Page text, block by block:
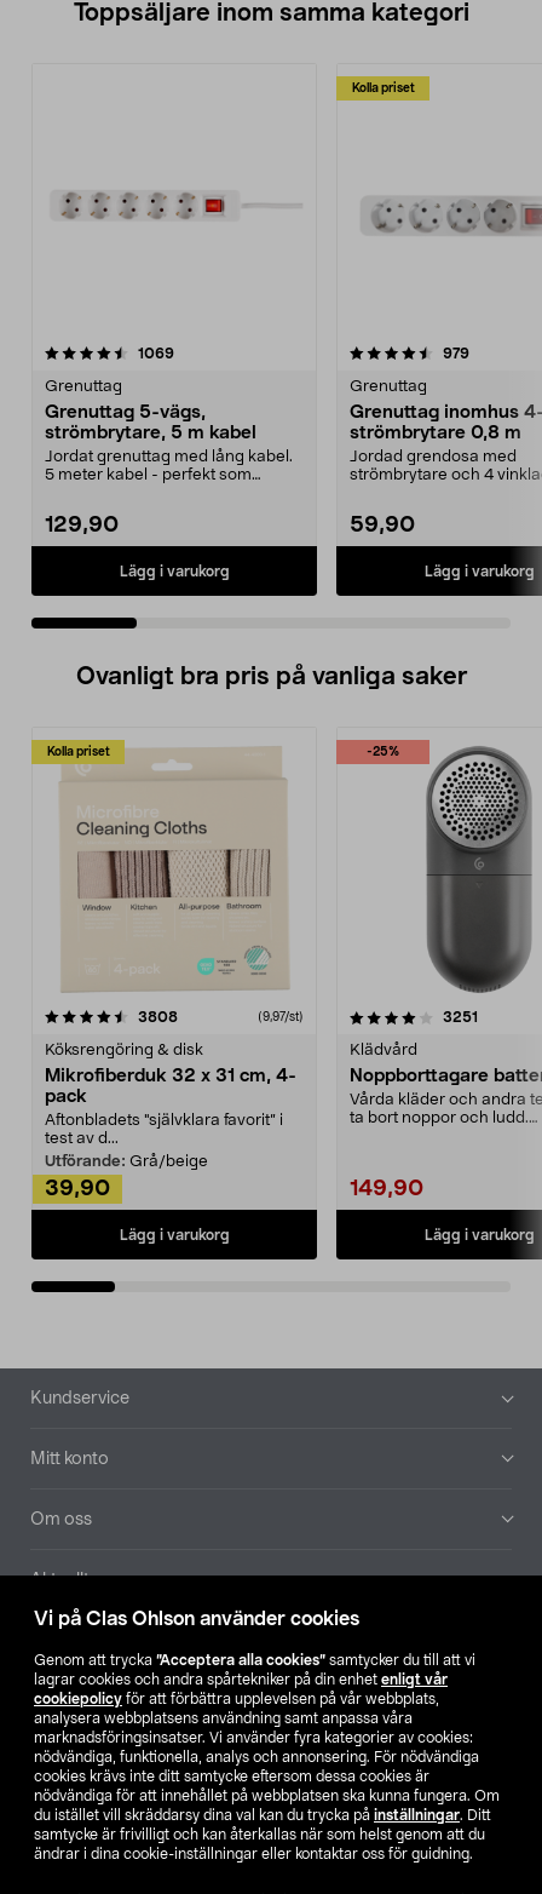
Vi på Clas Ohlson använder cookies
Genom att trycka ”Acceptera alla cookies” samtycker du till att vi
lagrar cookies och andra spårtekniker på din enhet enligt vår
cookiepolicy för att förbättra upplevelsen på vår webbplats,
analysera webbplatsens användning samt anpassa våra
marknadsföringsinsatser. Vi använder fyra kategorier av cookies:
nödvändiga, funktionella, analys och annonsering. För nödvändiga
cookies krävs inte ditt samtycke eftersom dessa cookies är
nödvändiga för att innehållet på webbplatsen ska kunna fungera. Om
du istället vill skräddarsy dina val kan du trycka på inställningar. Ditt
samtycke är frivilligt och kan återkallas när som helst genom att du
ändrar i dina cookie-inställningar eller kontaktar oss för guidning.
Toppsäljare inom samma kategori
1069recensioner
Grenuttag
Grenuttag 5-vägs,
strömbrytare, 5 m kabel
Jordat grenuttag med lång kabel.
5 meter kabel - perfekt som
129,90
Lägg i varukorg
Kolla priset
4.5 av 5 stjärnor 979
Grenuttag
Grenuttag inomhus
strömbrytare 0,8 m
Jordad grendosa med
strömbrytare och 4
59,90
Lägg i varukorg
4.5 av 5 stjärnor
Ovanligt bra pris på vanliga saker
Kolla priset
3808recensioner (9,97/st)
Köksrengöring & disk
Mikrofiberduk 32 x 31 cm, 4-
pack
Aftonbladets "självklara favorit” i
test av d...
Utförande: Grå/beige
39,90
Lägg i varukorg
-25%
4.0av 5 stjärnor 3251
Klädvård
Noppborttagare
Vårda kläder och andra
ta bort noppor och ludd.
149,90
Lägg i varukorg
4.5av 5 stjärnor
Sidfot
Kundservice
Mitt konto
Om oss
Aktuellt
Hitta butik
SE NO FI